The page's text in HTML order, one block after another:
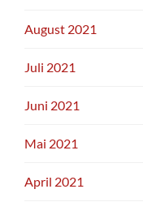
August 2021
Juli 2021
Juni 2021
Mai 2021
April 2021